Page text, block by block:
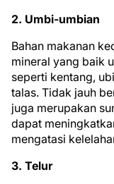
2. Umbi-umbian
Bahan makanan
mineral yang baik
seperti kentang,
talas. Tidak jauh
juga merupakan
dapat
mengatasi
3. Telur